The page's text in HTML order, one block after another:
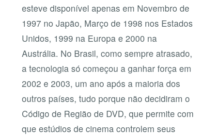
esteve disponível apenas em Novembro de
1997 no Japão, Março de 1998 nos Estados
Unidos, 1999 na Europa e 2000 na
Austrália. No Brasil, como sempre atrasado,
a tecnologia só começou a ganhar força em
2002 e 2003, um ano após a maioria dos
outros países, tudo porque não decidiram o
Código de Região de DVD, que permite com
que estúdios de cinema controlem seus